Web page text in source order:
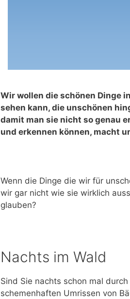
Wir wollen die schönen Dinge
sehen kann, die unschönen
damit man sie nicht so genau
und erkennen können, macht
Wenn die Dinge die wir für
wir gar nicht wie sie wirklich
glauben?
Nachts im Wald
Sind Sie nachts schon mal
schemenhaften Umrissen von